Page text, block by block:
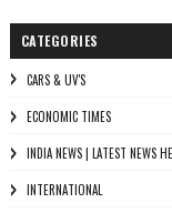
CATEGORIES
CARS & UV'S
ECONOMIC TIMES
INDIA NEWS | LATEST NEWS
INTERNATIONAL